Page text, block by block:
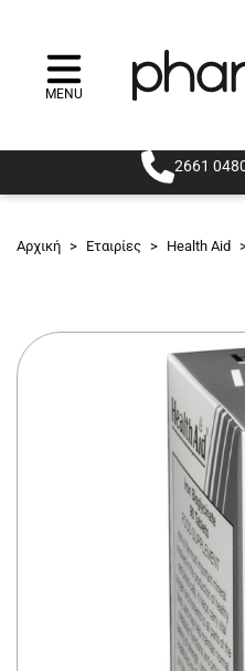
Menu
MENU
2661
Αρχική > Εταιρίες > Health Aid